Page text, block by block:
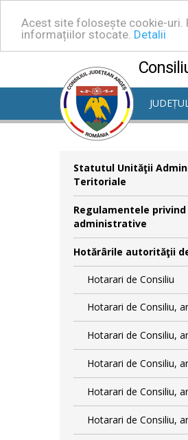
Acest site folosește cookie-uri.
informațiilor stocate. Detalii
Statutul Unităţii
Teritoriale
Regulamentele
administrative
Hotărârile autorităţii
Hotarari de Consiliu
Hotarari de Consiliu,
Hotarari de Consiliu,
Hotarari de Consiliu,
Hotarari de Consiliu,
Hotarari de Consiliu,